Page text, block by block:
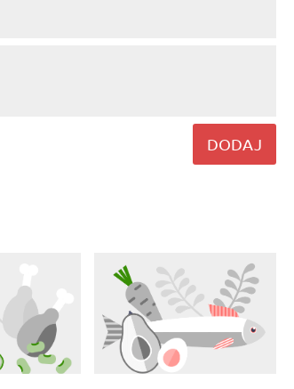
DODAJ